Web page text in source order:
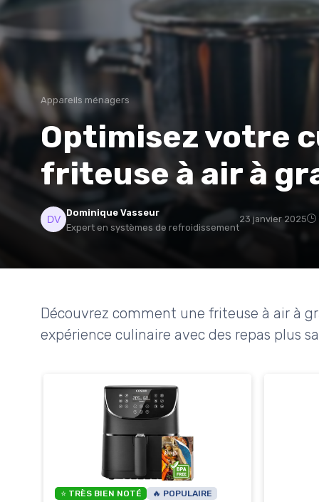
Appareils ménagers
Optimisez votre
friteuse à air à
Dominique Vasseur
Expert en systèmes de refroidissement
23 janvier 2025
Découvrez comment une friteuse à air à
expérience culinaire avec des repas plus
⭐ TRÈS BIEN NOTÉ 🔥 POPULAIRE